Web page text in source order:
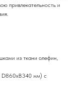
привлекательность и
из ткани олефин,
D860хВ340 мм) с